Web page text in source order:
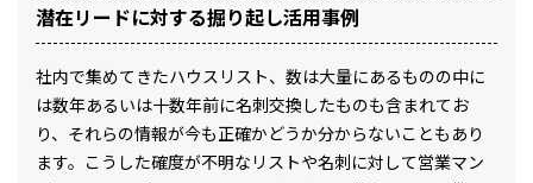
潜在リードに対する掘り起し活用事例
社内で集めてきたハウスリスト、数は大量にあるものの中に
は数年あるいは十数年前に名刺交換したものも含まれてお
り、それらの情報が今も正確かどうか分からないこともあり
ます。こうした確度が不明なリストや名刺に対して営業マン